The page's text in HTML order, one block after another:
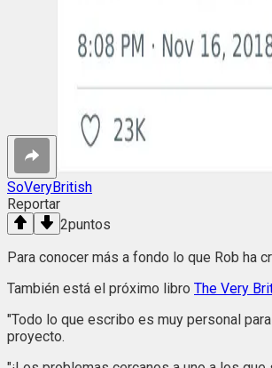
SoVeryBritish
Reportar
2puntos
Para conocer más a fondo lo que Rob ha
También está el próximo libro The Very
"Todo lo que escribo es muy personal
proyecto.